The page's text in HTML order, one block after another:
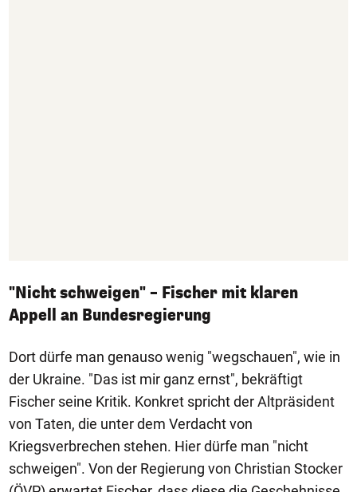
"Nicht schweigen" – Fischer mit klaren
Appell an Bundesregierung
Dort dürfe man genauso wenig "wegschauen", wie in
der Ukraine. "Das ist mir ganz ernst", bekräftigt
Fischer seine Kritik. Konkret spricht der Altpräsident
von Taten, die unter dem Verdacht von
Kriegsverbrechen stehen. Hier dürfe man "nicht
schweigen". Von der Regierung von Christian Stocker